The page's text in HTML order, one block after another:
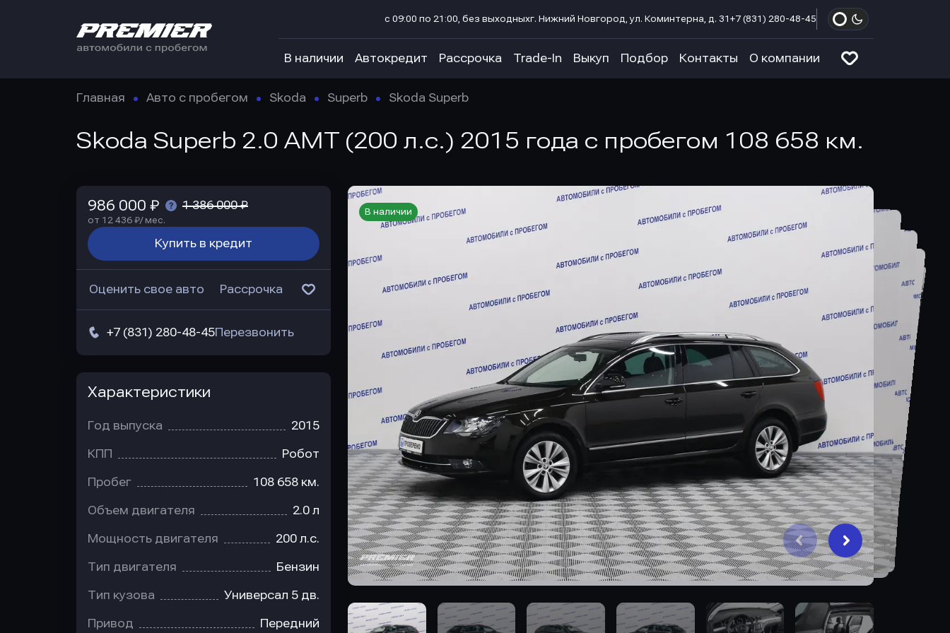
с 09:00 по 21:00, без выходныхг. Нижний Новгород, ул. Коминтерна, д. 31 +7 (831) 280-48-45
В наличии Автокредит Рассрочка Trade-In Выкуп Подбор Контакты О компании
Главная Авто с пробегом Skoda Superb Skoda Superb
Skoda Superb 2.0 AMT (200 л.с.) 2015 года с пробегом 108 658 км.
В наличии
986 000 ₽ 1 386 000 ₽
от 12 436 ₽/ мес.
Купить в кредит
Оценить свое авто Рассрочка
+7 (831) 280-48-45Перезвонить
Характеристики
Год выпуска 2015
КПП Робот
Пробег 108 658 км.
Объем двигателя 2.0 л
Мощность двигателя 200 л.с.
Тип двигателя Бензин
Тип кузова Универсал 5 дв.
Привод Передний